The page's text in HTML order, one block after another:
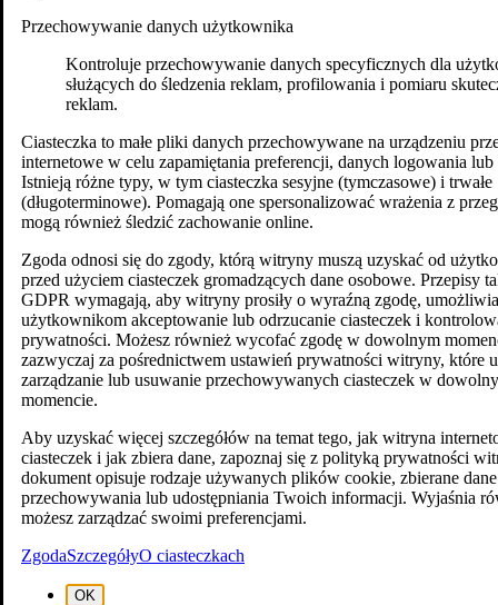
Przechowywanie danych użytkownika
Kontroluje przechowywanie danych specyficznych dla
służących do śledzenia reklam, profilowania i pomiaru
reklam.
Ciasteczka to małe pliki danych przechowywane na urządzeniu
internetowe w celu zapamiętania preferencji, danych logowania lub
Istnieją różne typy, w tym ciasteczka sesyjne (tymczasowe) i trwałe
(długoterminowe). Pomagają one spersonalizować wrażenia z
mogą również śledzić zachowanie online.
Zgoda odnosi się do zgody, którą witryny muszą uzyskać od
przed użyciem ciasteczek gromadzących dane osobowe. Przepisy
GDPR wymagają, aby witryny prosiły o wyraźną zgodę,
użytkownikom akceptowanie lub odrzucanie ciasteczek i
prywatności. Możesz również wycofać zgodę w dowolnym
zazwyczaj za pośrednictwem ustawień prywatności witryny, które
zarządzanie lub usuwanie przechowywanych ciasteczek w
momencie.
Aby uzyskać więcej szczegółów na temat tego, jak witryna
ciasteczek i jak zbiera dane, zapoznaj się z polityką prywatności
dokument opisuje rodzaje używanych plików cookie, zbierane
przechowywania lub udostępniania Twoich informacji. Wyjaśnia
możesz zarządzać swoimi preferencjami.
ZgodaSzczegółyO ciasteczkach
OK